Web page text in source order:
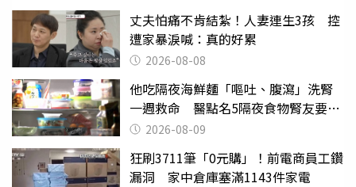
丈夫怕痛不肯結紮！人妻連生3孩 控
遭家暴淚喊：真的好累
2026-08-08
他吃隔夜海鮮麵「嘔吐、腹瀉」洗腎
一週救命 醫點名5隔夜食物腎友要注
意 2026-08-09
狂刷3711筆「0元購」！前電商員工鑽
漏洞 家中倉庫塞滿1143件家電